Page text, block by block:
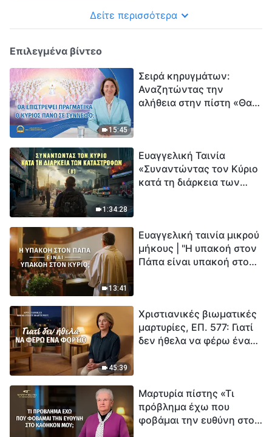
Δείτε περισσότερα
Επιλεγμένα βίντεο
15:45
Σειρά κηρυγμάτων:
Αναζητώντας την
αλήθεια στην πίστη «Θα
1:34:28
Ευαγγελική Ταινία
«Συναντώντας τον Κύριο
κατά τη διάρκεια των
εξαφάνισης». Οι
καταστροφές χτυπούν.
Ξεκινά η αντίστροφη
13:41
Ευαγγελική ταινία μικρού
μήκους | "Η υπακοή στον
Πάπα είναι υπακοή στον
45:39
Χριστιανικές βιωματικές
μαρτυρίες, ΕΠ. 577: Γιατί
δεν ήθελα να φέρω ένα
Μαρτυρία πίστης «Τι
πρόβλημα έχω που
φοβάμαι την ευθύνη στο